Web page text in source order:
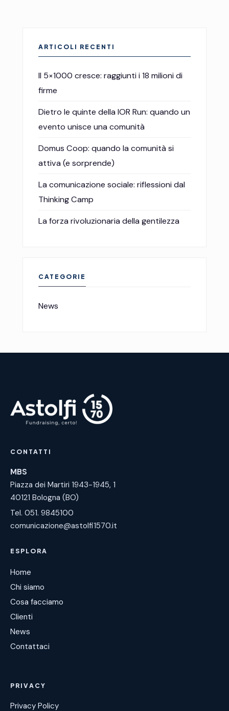
ARTICOLI RECENTI
Il 5×1000 cresce: raggiunti i 18 milioni di
firme
Dietro le quinte della IOR Run: quando un
evento unisce una comunità
Domus Coop: quando la comunità si
attiva (e sorprende)
La comunicazione sociale: riflessioni dal
Thinking Camp
La forza rivoluzionaria della gentilezza
CATEGORIE
News
CONTATTI
MBS
Piazza dei Martiri 1943-1945, 1
40121 Bologna (BO)
Tel. 051. 9845100
comunicazione@astolfi1570.it
ESPLORA
Home
Chi siamo
Cosa facciamo
Clienti
News
Contattaci
PRIVACY
Privacy Policy